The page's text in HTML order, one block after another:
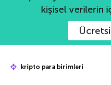
kişisel verilerin
kripto para birimleri